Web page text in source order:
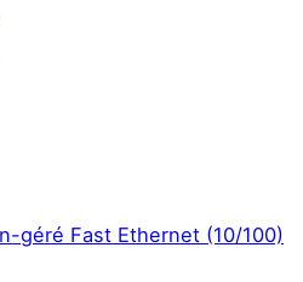
géré Fast Ethernet (10/100)